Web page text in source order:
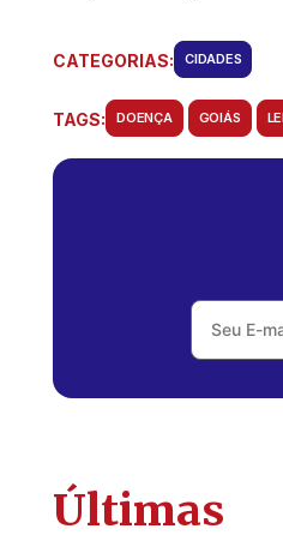
CATEGORIAS: CIDADES
TAGS: DOENÇA GOIÁS
Últimas